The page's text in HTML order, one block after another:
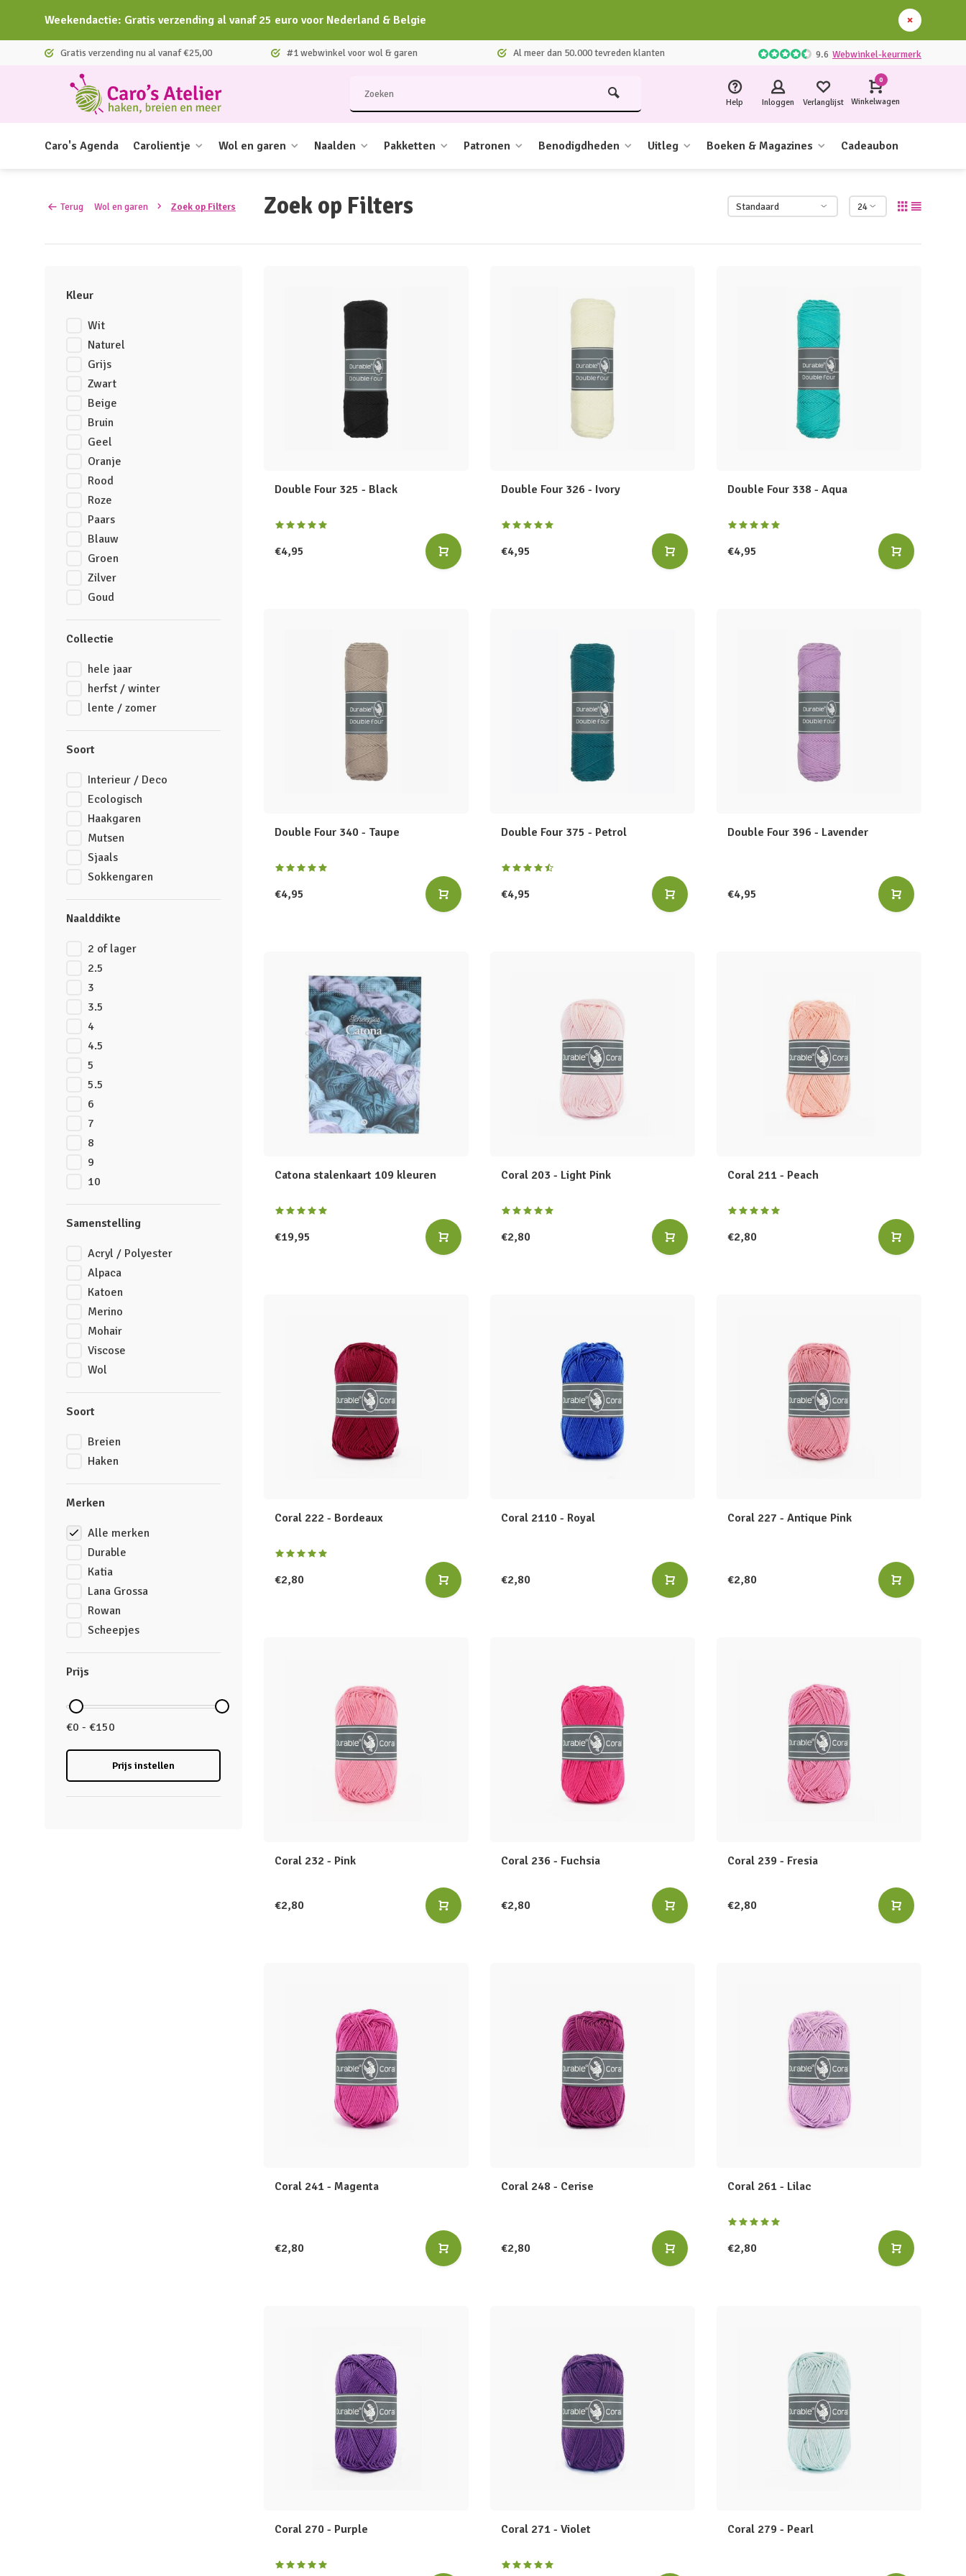
Weekendactie: Gratis verzending al vanaf 25 euro voor Nederland & Belgie
Gratis verzending nu al vanaf €25,00 #1 webwinkel voor wol & garen Al meer dan 50.000 tevreden klanten 9.6 Webwinkel-keurmerk
Help Inloggen Verlanglijst
0
Winkelwagen
Caro's Agenda Carolientje Wol en garen Naalden Pakketten Patronen Benodigdheden Uitleg Boeken & Magazines Cadeaubon
Terug Wol en garen Zoek op Filters Zoek op Filters
Kleur
Wit
Naturel
Grijs
Zwart
Beige
Bruin
Geel
Oranje
Rood
Roze
Paars
Blauw
Groen
Zilver
Goud
Collectie
hele jaar
herfst / winter
lente / zomer
Soort
Interieur / Deco
Ecologisch
Haakgaren
Mutsen
Sjaals
Sokkengaren
Naalddikte
2 of lager
2.5
3
3.5
4
4.5
5
5.5
6
7
8
9
10
Samenstelling
Acryl / Polyester
Alpaca
Katoen
Merino
Mohair
Viscose
Wol
Soort
Breien
Haken
Merken
Alle merken
Durable
Katia
Lana Grossa
Rowan
Scheepjes
Prijs
€0 - €150
Prijs instellen
Double Four 325 - Black
€4,95
Double Four 326 - Ivory
€4,95
Double Four 338 - Aqua
€4,95
Double Four 340 - Taupe
€4,95
Double Four 375 - Petrol
€4,95
Double Four 396 - Lavender
€4,95
Catona stalenkaart 109 kleuren
€19,95
Coral 203 - Light Pink
€2,80
Coral 211 - Peach
€2,80
Coral 222 - Bordeaux
€2,80
Coral 2110 - Royal
€2,80
Coral 227 - Antique Pink
€2,80
Coral 232 - Pink
€2,80
Coral 236 - Fuchsia
€2,80
Coral 239 - Fresia
€2,80
Coral 241 - Magenta
€2,80
Coral 248 - Cerise
€2,80
Coral 261 - Lilac
€2,80
Coral 270 - Purple Coral 271 - Violet Coral 279 - Pearl